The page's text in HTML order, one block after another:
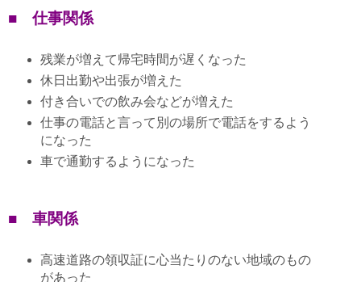
■ 仕事関係
残業が増えて帰宅時間が遅くなった
休日出勤や出張が増えた
付き合いでの飲み会などが増えた
仕事の電話と言って別の場所で電話をするよう
になった
車で通勤するようになった
■ 車関係
高速道路の領収証に心当たりのない地域のもの
があった